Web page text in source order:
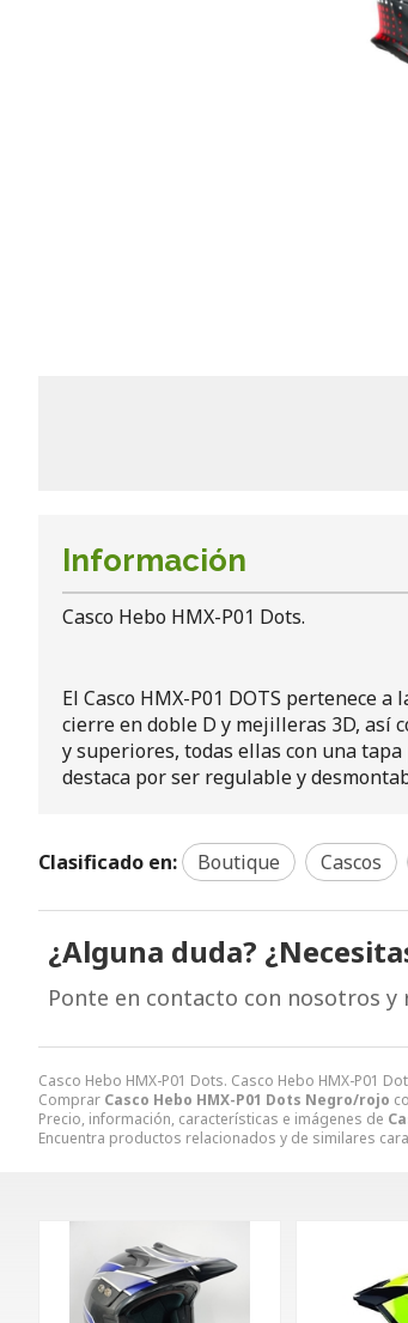
Casco Hebo HMX-P01 Dots. Casco Hebo HMX-P01
Comprar Casco Hebo HMX-P01 Dots Negro/rojo
Precio, información, características e imágenes de
Encuentra productos relacionados y de similares
Información
Casco Hebo HMX-P01 Dots.
El Casco HMX-P01 DOTS pertenece
cierre en doble D y mejilleras 3D, así
y superiores, todas ellas con una
destaca por ser regulable y
Clasificado en: Boutique Cascos
¿Alguna duda?
Ponte en contacto con nosotros y